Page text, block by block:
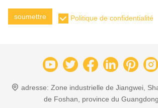
soumettre Politique de confidentialité
adresse: Zone industrielle de Jiangwei,
de Foshan, province du